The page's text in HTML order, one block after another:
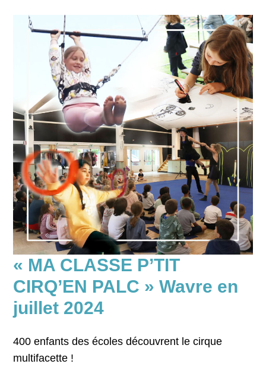
« MA CLASSE P’TIT
CIRQ’EN PALC » Wavre en
juillet 2024
400 enfants des écoles découvrent le cirque
multifacette !